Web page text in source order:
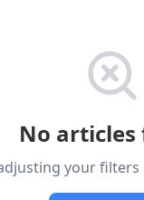
No articles
your